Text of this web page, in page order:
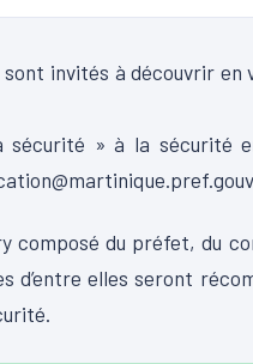
invités à découvrir en
» à la sécurité
composé du préfet, du
d’entre elles seront